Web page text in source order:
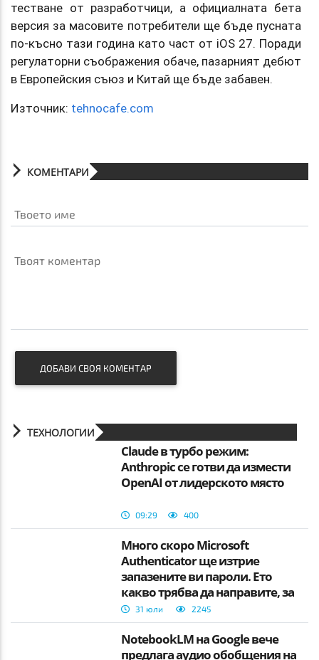
тестване от разработчици, а официалната бета
версия за масовите потребители ще бъде пусната
по-късно тази година като част от iOS 27. Поради
регулаторни съображения обаче, пазарният дебют
в Европейския съюз и Китай ще бъде забавен.
Източник: tehnocafe.com
КОМЕНТАРИ
Твоето име
Твоят коментар
ДОБАВИ СВОЯ КОМЕНТАР
ТЕХНОЛОГИИ
Claude в турбо режим:
Anthropic се готви да измести
OpenAI от лидерското място
09:29 400
Много скоро Microsoft
Authenticator ще изтрие
запазените ви пароли. Ето
какво трябва да направите, за
да не ги загубите.
31 юли 2245
NotebookLM на Google вече
предлага аудио обобщения на